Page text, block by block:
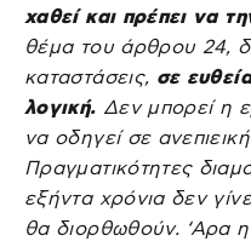
χαθεί και πρέπει να
θέμα του άρθρου 24,
καταστάσεις, σε
λογική. Δεν μπορεί η
να οδηγεί σε
Πραγματικότητες
εξήντα χρόνια δεν
θα διορθωθούν. ‘Αρα